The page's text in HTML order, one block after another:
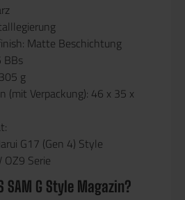
Matte Beschichtung
BBs
g
(mit Verpackung): 46 x 35 x
G17 (Gen 4) Style
OZ9 Serie
SAM G Style Magazin?